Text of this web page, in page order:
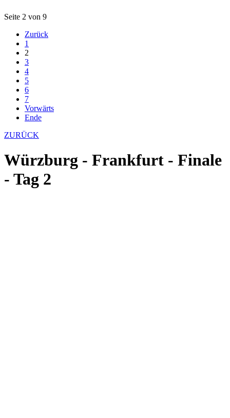
Seite 2 von 9
Zurück
1
2
3
4
5
6
7
Vorwärts
Ende
ZURÜCK
Würzburg - Frankfurt - Finale
- Tag 2